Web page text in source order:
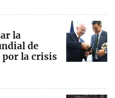
la
de
por la crisis